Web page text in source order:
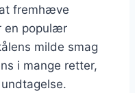
fremhæve
en populær
milde smag
i mange retter,